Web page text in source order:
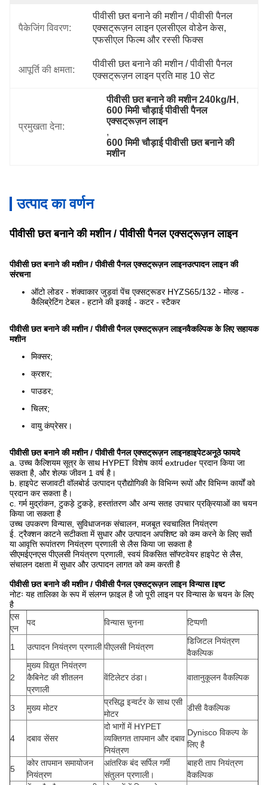
पैकेजिंग विवरण:
पीवीसी छत बनाने की मशीन / पीवीसी पैनल
एक्सट्रूज़न लाइन एलसीएल वोडेन केस,
एफसीएल फिल्म और रस्सी फिक्स
आपूर्ति की क्षमता:
पीवीसी छत बनाने की मशीन / पीवीसी पैनल
एक्सट्रूज़न लाइन प्रति माह 10 सेट
प्रमुखता देना:
पीवीसी छत बनाने की मशीन 240kg/H ,
600 मिमी चौड़ाई पीवीसी पैनल
एक्सट्रूज़न लाइन
,
600 मिमी चौड़ाई पीवीसी छत बनाने की
मशीन
उत्पाद का वर्णन
पीवीसी छत बनाने की मशीन / पीवीसी पैनल एक्सट्रूज़न लाइन
पीवीसी छत बनाने की मशीन / पीवीसी पैनल एक्सट्रूज़न लाइनउत्पादन लाइन की
संरचना
ऑटो लोडर - शंक्वाकार जुड़वां पेंच एक्सट्रूडर HYZS65/132 - मोल्ड -
कैलिब्रेटिंग टेबल - हटाने की इकाई - कटर - स्टैकर
पीवीसी छत बनाने की मशीन / पीवीसी पैनल एक्सट्रूज़न लाइनवैकल्पिक के लिए सहायक
मशीन
मिक्सर;
क्रशर;
पाउडर;
चिलर;
वायु कंप्रेसर।
पीवीसी छत बनाने की मशीन / पीवीसी पैनल एक्सट्रूज़न लाइनहाइपेटअनूठे फायदे
a. उच्च कैल्शियम सूत्र के साथ HYPET विशेष कार्य extruder प्रदान किया जा
सकता है, और शेल्फ जीवन 1 वर्ष है।
b. हाइपेट सजावटी वॉलबोर्ड उत्पादन प्रौद्योगिकी के विभिन्न रूपों और विभिन्न कार्यों को
प्रदान कर सकता है।
c. गर्म मुद्रांकन, टुकड़े टुकड़े, हस्तांतरण और अन्य सतह उपचार प्रक्रियाओं का चयन
किया जा सकता है
उच्च उपकरण विन्यास, सुविधाजनक संचालन, मजबूत स्वचालित नियंत्रण
ई. ट्रैक्शन काटने सटीकता में सुधार और उत्पादन अपशिष्ट को कम करने के लिए सर्वो
या आवृत्ति रूपांतरण नियंत्रण प्रणाली से लैस किया जा सकता है
सीएमईएनएस पीएलसी नियंत्रण प्रणाली, स्वयं विकसित सॉफ्टवेयर हाइपेट से लैस,
संचालन दक्षता में सुधार और उत्पादन लागत को कम करती है
पीवीसी छत बनाने की मशीन / पीवीसी पैनल एक्सट्रूज़न लाइन विन्यास lइष्ट
नोटः यह तालिका के रूप में संलग्न फ़ाइल है जो पूरी लाइन पर विन्यास के चयन के लिए
है
एस
एन
पद विन्यास चुनना टिप्पणी
1 उत्पादन नियंत्रण प्रणाली पीएलसी नियंत्रण
डिजिटल नियंत्रण
वैकल्पिक
2
मुख्य विद्युत नियंत्रण
कैबिनेट की शीतलन
प्रणाली
वेंटिलेटर ठंडा। वातानुकूलन वैकल्पिक
3 मुख्य मोटर
प्रसिद्ध इन्वर्टर के साथ एसी
मोटर
डीसी वैकल्पिक
4 दबाव सेंसर
दो भागों में HYPET
व्यक्तिगत तापमान और दबाव
नियंत्रण
Dynisco विकल्प के
लिए है
5
कोर तापमान समायोजन
नियंत्रण
आंतरिक बंद सर्पिल गर्मी
संतुलन प्रणाली।
बाहरी ताप नियंत्रण
वैकल्पिक